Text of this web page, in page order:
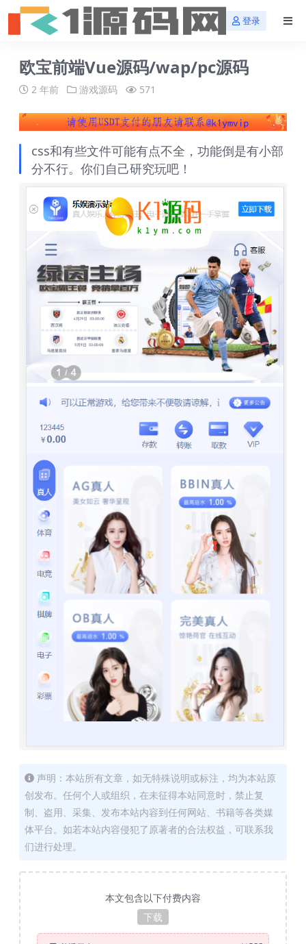
登录
欧宝前端Vue源码/wap/pc源码
2 年前 游戏源码 571
css和有些文件可能有点不全，功能倒是有小部
分不行。你们自己研究玩吧！
声明：本站所有文章，如无特殊说明或标注，均为本站原
创发布。任何个人或组织，在未征得本站同意时，禁止复
制、盗用、采集、发布本站内容到任何网站、书籍等各类媒
体平台。如若本站内容侵犯了原著者的合法权益，可联系我
们进行处理。
本文包含以下付费内容
下载